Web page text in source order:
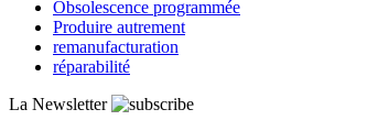
Obsolescence programmée
Produire autrement
remanufacturation
réparabilité
La Newsletter